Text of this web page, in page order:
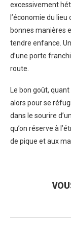
excessivement
l’économie du lieu
bonnes manières
tendre enfance.
d’une porte
route.
Le bon goût,
alors pour se
dans le sourire
qu’on réserve à
de pique et aux